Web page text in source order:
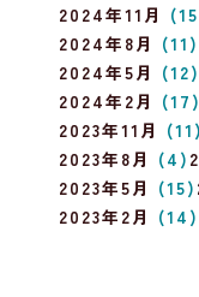
2024年11月
2024年8月 (11)
2024年5月 (12)
2024年2月 (17)
2023年11月 (11)
2023年8月 (4)
2023年5月 (15)
2023年2月 (14)